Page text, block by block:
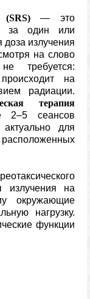
(SRS)— это
за один или
доза излучения
на слово
требуется:
на
радиации.
терапия
2–5 сеансов
для
на
окружающие
нагрузку.
функции